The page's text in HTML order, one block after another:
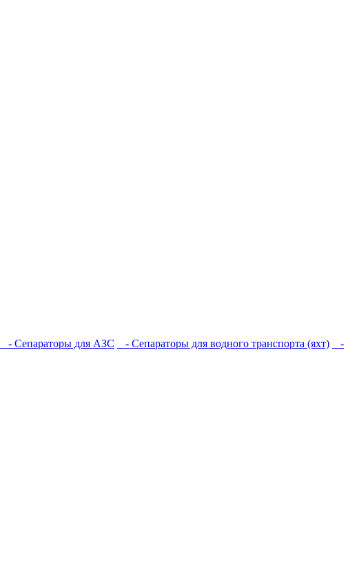
- Сепараторы для АЗС - Сепараторы для водного транспорта (яхт)
-